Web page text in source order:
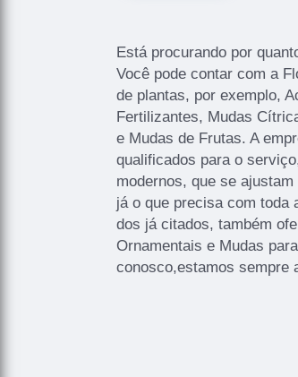
Está procurando por
Você pode contar com a
de plantas, por exemplo,
Fertilizantes, Mudas
e Mudas de Frutas. A
qualificados para o
modernos, que se
já o que precisa com toda
dos já citados, também
Ornamentais e Mudas
conosco,estamos sempre